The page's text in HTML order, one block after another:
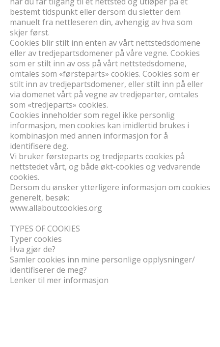
bestemt tidspunkt eller dersom du sletter dem
manuelt fra nettleseren din, avhengig av hva som
skjer først.
Cookies blir stilt inn enten av vårt nettstedsdomene
eller av tredjepartsdomener på våre vegne. Cookies
som er stilt inn av oss på vårt nettstedsdomene,
omtales som «førsteparts» cookies. Cookies som er
stilt inn av tredjepartsdomener, eller stilt inn på eller
via domenet vårt på vegne av tredjeparter, omtales
som «tredjeparts» cookies.
Cookies inneholder som regel ikke personlig
informasjon, men cookies kan imidlertid brukes i
kombinasjon med annen informasjon for å
identifisere deg.
Vi bruker førsteparts og tredjeparts cookies på
nettstedet vårt, og både økt-cookies og vedvarende
cookies.
Dersom du ønsker ytterligere informasjon om cookies
generelt, besøk:
www.allaboutcookies.org
TYPES OF COOKIES
Typer cookies
Hva gjør de?
Samler cookies inn mine personlige opplysninger/
identifiserer de meg?
Lenker til mer informasjon